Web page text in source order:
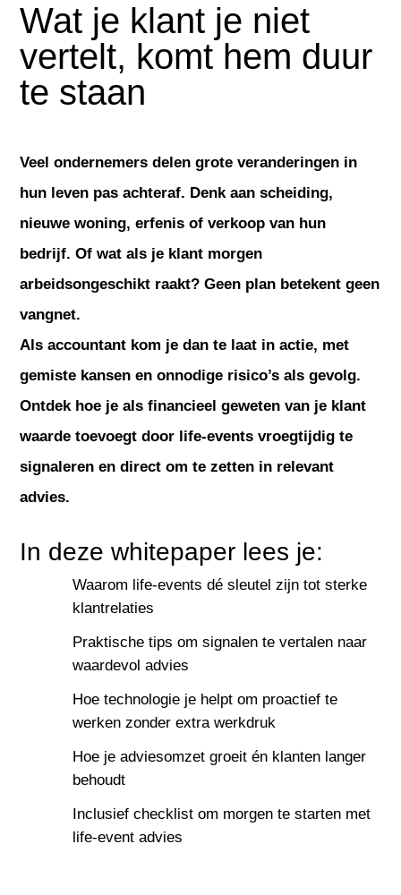
Wat je klant je niet
vertelt, komt hem duur
te staan
Veel ondernemers delen grote veranderingen in
hun leven pas achteraf. Denk aan scheiding,
nieuwe woning, erfenis of verkoop van hun
bedrijf. Of wat als je klant morgen
arbeidsongeschikt raakt? Geen plan betekent geen
vangnet.
Als accountant kom je dan te laat in actie, met
gemiste kansen en onnodige risico’s als gevolg.
Ontdek hoe je als financieel geweten van je klant
waarde toevoegt door life-events vroegtijdig te
signaleren en direct om te zetten in relevant
advies.
In deze whitepaper lees je:
Waarom life-events dé sleutel zijn tot sterke
klantrelaties
Praktische tips om signalen te vertalen naar
waardevol advies
Hoe technologie je helpt om proactief te
werken zonder extra werkdruk
Hoe je adviesomzet groeit én klanten langer
behoudt
Inclusief checklist om morgen te starten met
life-event advies